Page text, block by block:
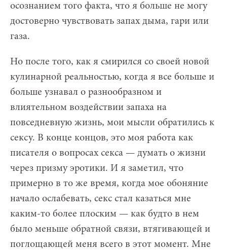
осознанием того факта, что я больше не могу
достоверно чувствовать запах дыма, гари или
газа.
Но после того, как я смирился со своей новой
кулинарной реальностью, когда я все больше и
больше узнавал о разнообразном и
влиятельном воздействии запаха на
повседневную жизнь, мои мысли обратились к
сексу. В конце концов, это моя работа как
писателя о вопросах секса — думать о жизни
через призму эротики. И я заметил, что
примерно в то же время, когда мое обоняние
начало ослабевать, секс стал казаться мне
каким-то более плоским — как будто в нем
было меньше обратной связи, втягивающей и
поглощающей меня всего в этот момент. Мне